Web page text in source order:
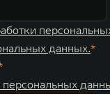
данных.
персональных